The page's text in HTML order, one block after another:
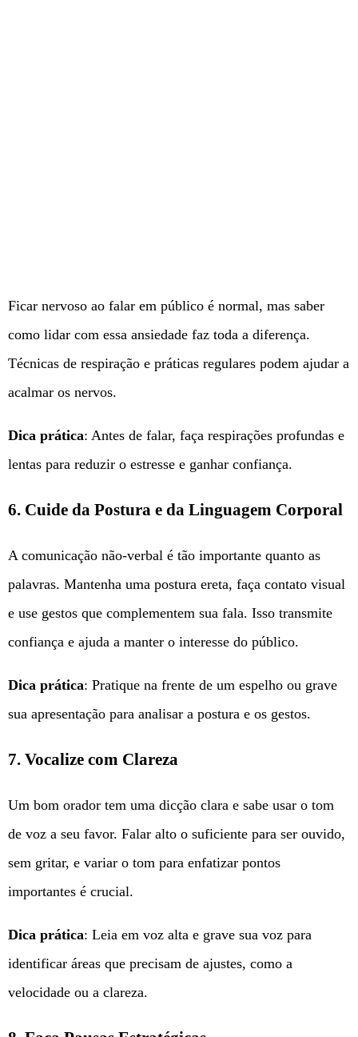
Ficar nervoso ao falar em público é normal, mas saber
como lidar com essa ansiedade faz toda a diferença.
Técnicas de respiração e práticas regulares podem ajudar a
acalmar os nervos.
Dica prática: Antes de falar, faça respirações profundas e
lentas para reduzir o estresse e ganhar confiança.
6. Cuide da Postura e da Linguagem Corporal
A comunicação não-verbal é tão importante quanto as
palavras. Mantenha uma postura ereta, faça contato visual
e use gestos que complementem sua fala. Isso transmite
confiança e ajuda a manter o interesse do público.
Dica prática: Pratique na frente de um espelho ou grave
sua apresentação para analisar a postura e os gestos.
7. Vocalize com Clareza
Um bom orador tem uma dicção clara e sabe usar o tom
de voz a seu favor. Falar alto o suficiente para ser ouvido,
sem gritar, e variar o tom para enfatizar pontos
importantes é crucial.
Dica prática: Leia em voz alta e grave sua voz para
identificar áreas que precisam de ajustes, como a
velocidade ou a clareza.